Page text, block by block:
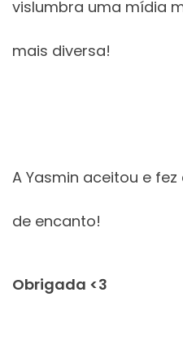
vislumbra uma mídia
mais diversa!
A Yasmin aceitou e
de encanto!
Obrigada <3